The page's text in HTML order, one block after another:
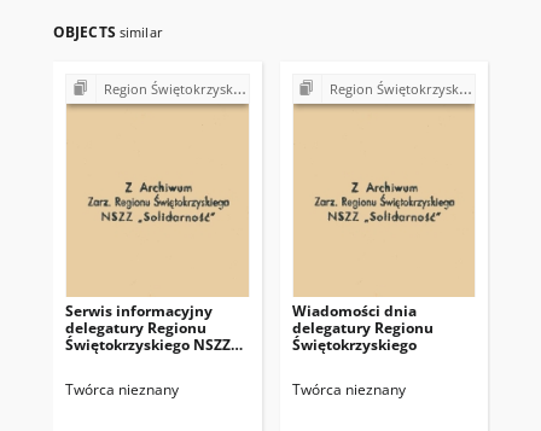
OBJECTS similar
Region Świętokrzyski NSZZ "Solidarność". Delegatura Starachowice
Serwis informacyjny
delegatury Regionu
Świętokrzyskiego NSZZ
Twórca nieznany
Region Świętokrzyski NSZZ "Solidarność". Delegatura Starachowice
Wiadomości dnia
delegatury Regionu
Świętokrzyskiego
Twórca nieznany